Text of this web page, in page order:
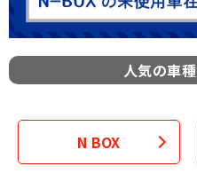
人気の車
N BOX